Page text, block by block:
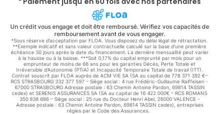
Un crédit vous engage et doit être remboursé. Vérifiez vos capacités de
remboursement avant de vous engager.
*Sous réserve d’acceptation par FLOA. Vous disposez du délai légal de rétractation.
**Exemple indicatif et sans valeur contractuelle calculé sur la base d'une première
échéance 30 jours après la date du financement. La dernière mensualité peut varier
à la hausse ou à la baisse. ***Soit 0,17% du capital emprunté par mois pour un
emprunteur de moins de 66 ans pour les garanties Décès, Perte Totale et
Irréversible d'Autonomie (PTIA) et Incapacité Temporaire Totale de travail (ITT).
Contrat souscrit par FLOA auprès de ACM VIE SA (SA au capital de 778 371 392 €–
RCS STRASBOURG 332 377 597 – Siège social : 4 rue Frédéric-Guillaume Raiffeisen -
67000 STRASBOURG Adresse postale : 63 Chemin Antoine Pardon, 69814 TASSIN
cedex) et SERENIS ASSURANCES SA (SA au capital de 16 422 000€ – RCS ROMANS
350 838 686 – Siège social : 25 rue du Docteur Henri Abel, 26000 VALENCE -
Adresse postale : 63 Chemin Antoine Pardon, 69814 TASSIN cedex), entreprises
régies par le Code des Assurances.